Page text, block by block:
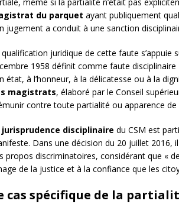
du parquet ayant publiquement
jugement a conduit à une sanction
qualification juridique de cette faute s’appuie
1958 définit comme faute
état, à l’honneur, à la délicatesse ou à la
magistrats, élaboré par le Conseil
contre toute partialité ou apparence de
jurisprudence disciplinaire du CSM est
Dans une décision du 20 juillet 2016,
propos discriminatoires, considérant que «
de la justice et à la confiance que les
cas spécifique de la